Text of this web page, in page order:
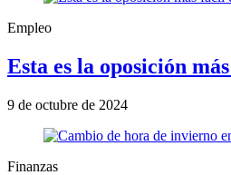
Empleo
Esta es la oposición
9 de octubre de 2024
Finanzas